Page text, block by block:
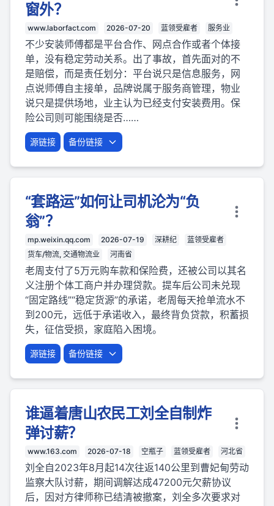
窗外？
www.laborfact.com 2026-07-20 蓝领受雇者 服务业
不少安装师傅都是平台合作、网点合作或者个体接
单，没有稳定劳动关系。出了事故，首先面对的不
是赔偿，而是责任划分：平台说只是信息服务，网
点说师傅自主接单，品牌说属于服务商管理，物业
说只是提供场地，业主认为已经支付安装费用。保
险公司则可能围绕是否……
源链接 备份链接
“套路运”如何让司机沦为“负
翁”？
mp.weixin.qq.com 2026-07-19 深耕纪
蓝领受雇者
货车/物流, 交通物流业
河南省
老周支付了5万元购车款和保险费，还被公司以其名
义注册个体工商户并办理贷款。提车后公司未兑现
“固定路线”“稳定货源”的承诺，老周每天抢单流水不
到200元，远低于承诺收入，最终背负贷款，积蓄损
失，征信受损，家庭陷入困境。
源链接 备份链接
谁逼着唐山农民工刘全自制炸
弹讨薪？
www.163.com 2026-07-18 空瓶子 蓝领受雇者 河北省
刘全自2023年8月起14次往返140公里到曹妃甸劳动
监察大队讨薪，期间调解达成47200元欠薪协议
后，因对方律师称已结清被撤案，刘全多次要求对